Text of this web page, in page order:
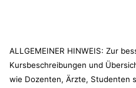
ALLGEMEINER HINWEIS: Zur
Kursbeschreibungen und
wie Dozenten, Ärzte, Studenten